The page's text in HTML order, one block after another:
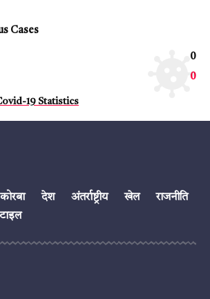
Cases
0
0
19 Statistics
कोरबा देश अंतर्राष्ट्रीय खेल
राजनीति